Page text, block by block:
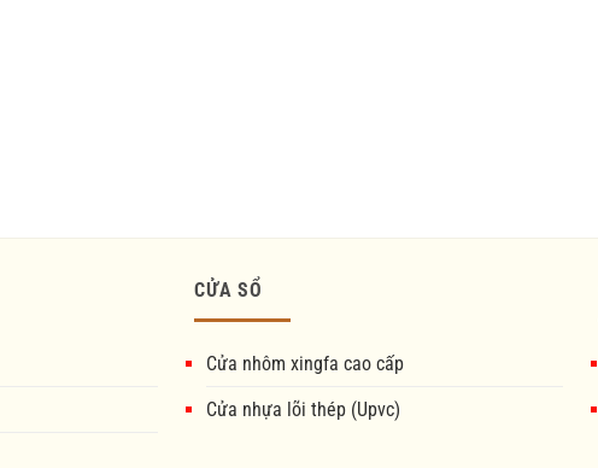
CỬA SỔ
Cửa nhôm xingfa cao cấp
Cửa nhựa lõi thép (Upvc)